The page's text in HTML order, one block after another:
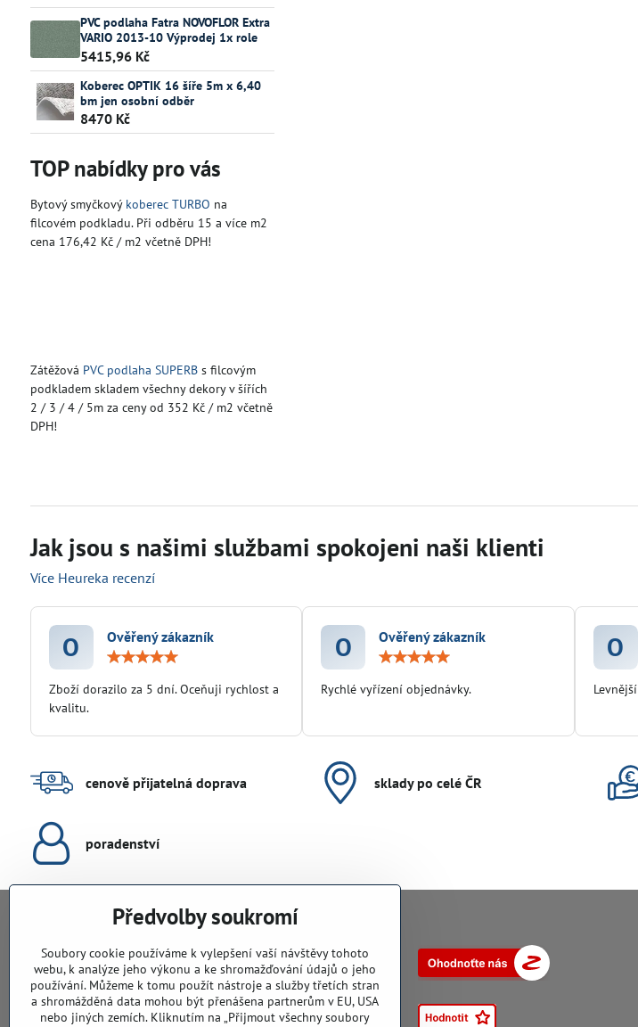
PVC podlaha Fatra NOVOFLOR Extra
VARIO 2013-10 Výprodej 1x role
5415,96 Kč
Koberec OPTIK 16 šíře 5m x 6,40
bm jen osobní odběr
8470 Kč
TOP nabídky pro vás
Bytový smyčkový koberec TURBO na
filcovém podkladu. Při odběru 15 a více m2
cena 176,42 Kč / m2 včetně DPH!
Zátěžová PVC podlaha SUPERBs filcovým
podkladem skladem všechny dekory v šířích
2 / 3 / 4 / 5m za ceny od 352 Kč / m2 včetně
DPH!
Jak jsou s našimi službami spokojeni naši klienti
Více Heureka recenzí
O
Ověřený zákazník
/
5
Zboží dorazilo za 5 dní. Oceňuji rychlost a
kvalitu.
O
Ověřený zákazník
Rychlé vyřízení objednávky.
O
cenově přijatelná doprava sklady po celé ČR
poradenství
PodlahyALFA​.CZ
CHYTIL Tomáš
Záříčí, ev.č. 54
Předvolby soukromí
Soubory cookie používáme k vylepšení vaší návštěvy tohoto
webu, k analýze jeho výkonu a ke shromažďování údajů o jeho
používání. Můžeme k tomu použít nástroje a služby třetích stran
a shromážděná data mohou být přenášena partnerům v EU, USA
nebo jiných zemích. Kliknutím na „Přijmout všechny soubory